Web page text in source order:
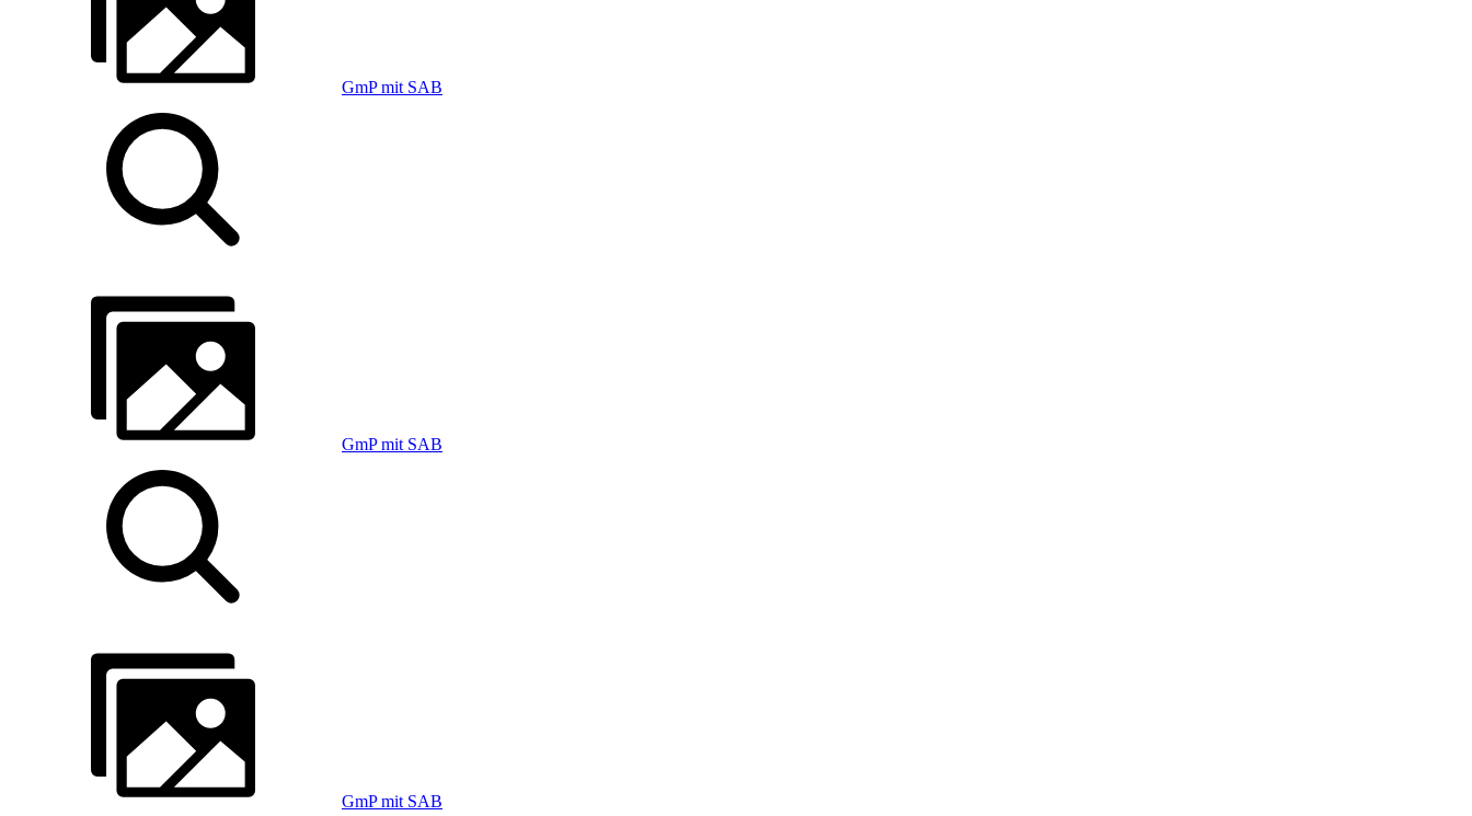
GmP mit SAB
GmP mit SAB
GmP mit SAB